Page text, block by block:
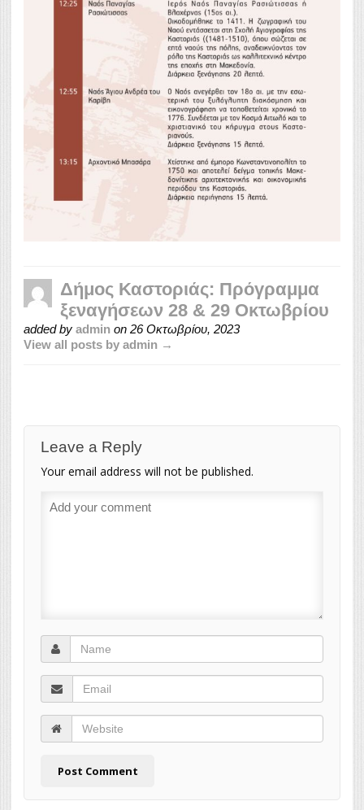
Δήμος Καστοριάς: Πρόγραμμα
ξεναγήσεων 28 & 29 Οκτωβρίου
added by admin on 26 Οκτωβρίου, 2023
View all posts by admin →
Leave a Reply
Your email address will not be published.